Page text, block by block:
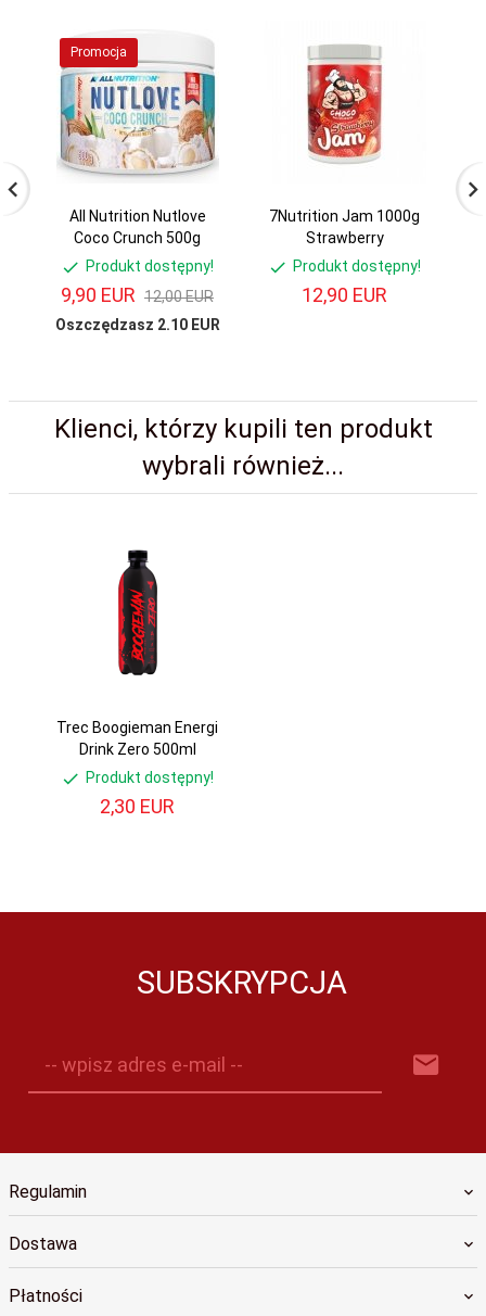
Promocja
All Nutrition Nutlove
Coco Crunch 500g
Produkt dostępny!
9,90 EUR 12,00 EUR
Oszczędzasz 2.10 EUR
7Nutrition Jam 1000g
Strawberry
Produkt dostępny!
12,90 EUR
Klienci, którzy kupili ten produkt
wybrali również...
Trec Boogieman Energi
Drink Zero 500ml
Produkt dostępny!
2,30 EUR
SUBSKRYPCJA
-- wpisz adres e-mail --
Regulamin
Dostawa
Płatności